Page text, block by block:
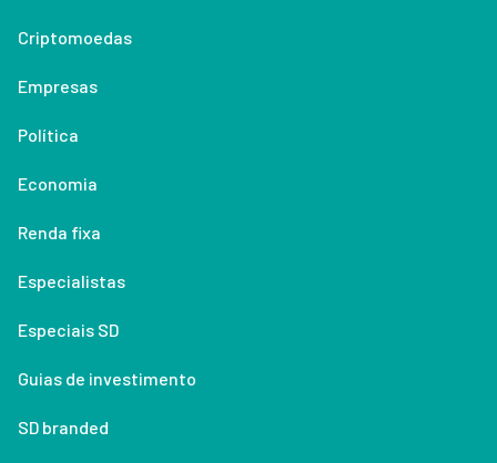
Criptomoedas
Empresas
Política
Economia
Renda fixa
Especialistas
Especiais SD
Guias de investimento
SD branded